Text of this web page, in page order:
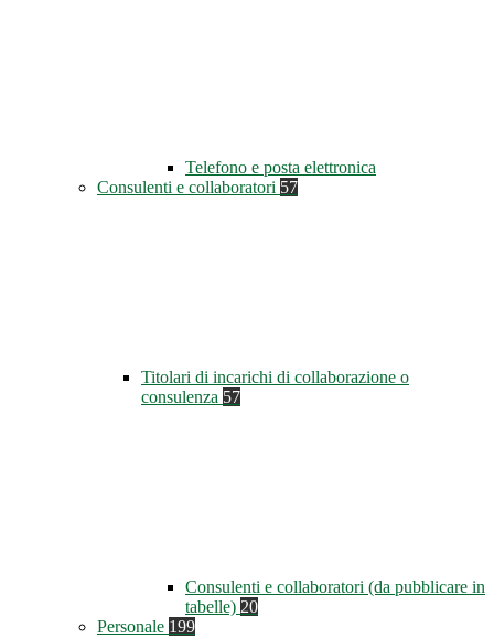
Telefono e posta elettronica
Consulenti e collaboratori 57
Titolari di incarichi di collaborazione o
consulenza 57
Consulenti e collaboratori (da pubblicare in
tabelle) 20
Personale 199